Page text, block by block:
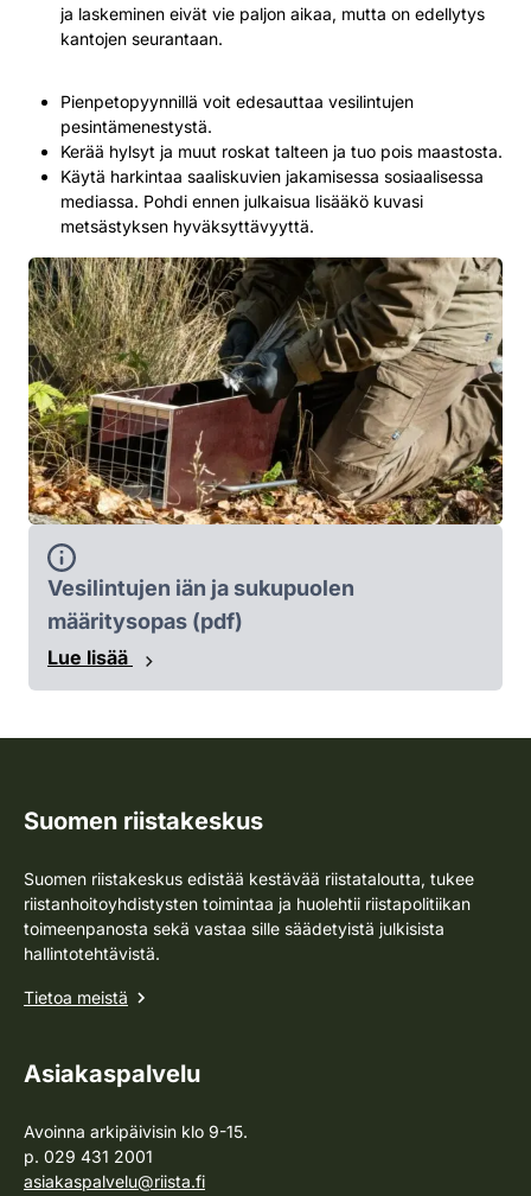
ja laskeminen eivät vie paljon aikaa, mutta on edellytys
kantojen seurantaan.
Pienpetopyynnillä voit edesauttaa vesilintujen
pesintämenestystä.
Kerää hylsyt ja muut roskat talteen ja tuo pois maastosta.
Käytä harkintaa saaliskuvien jakamisessa sosiaalisessa
mediassa. Pohdi ennen julkaisua lisääkö kuvasi
metsästyksen hyväksyttävyyttä.
Vesilintujen iän ja sukupuolen
määritysopas (pdf)
Lue lisää
Suomen riistakeskus
Suomen riistakeskus edistää kestävää riistataloutta, tukee
riistanhoitoyhdistysten toimintaa ja huolehtii riistapolitiikan
toimeenpanosta sekä vastaa sille säädetyistä julkisista
hallintotehtävistä.
Tietoa meistä
Asiakaspalvelu
Avoinna arkipäivisin klo 9-15.
p. 029 431 2001
asiakaspalvelu@riista.fi